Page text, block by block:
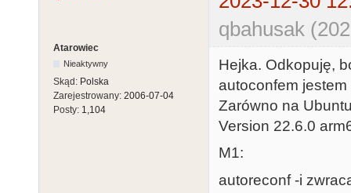
qbahusak
Atarowiec
Nieaktywny
Skąd: Polska
Zarejestrowany: 2006-07-04
Posty: 1,104
Hejka. Odkopuję,
autoconfem
Zarówno na
Version 22.6.0
M1:
autoreconf -i